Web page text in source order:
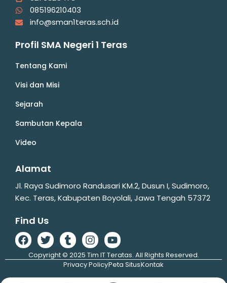
085196210403
info@sman1teras.sch.id
Profil SMA Negeri 1 Teras
Tentang Kami
Visi dan Misi
Sejarah
Sambutan Kepala
Video
Alamat
Jl. Raya Sudimoro Randusari KM.2, Dusun I, Sudimoro,
Kec. Teras, Kabupaten Boyolali, Jawa Tengah 57372
Find Us
Copyright © 2025 Tim IT Teratas. All Rights Reserved.
Privacy PolicyPeta SitusKontak